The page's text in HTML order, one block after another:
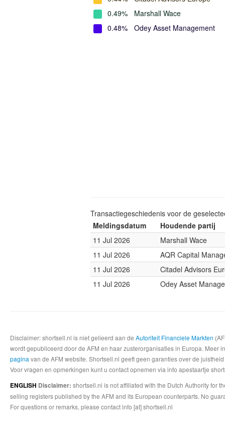
0.49%
Marshall Wace
0.48%
Odey Asset Management
Transactiegeschiedenis voor de
Meldingsdatum
Houdende partij
11 Jul 2026
Marshall Wace
11 Jul 2026
AQR Capital
11 Jul 2026
Citadel Advisors
11 Jul 2026
Odey Asset
Disclaimer: shortsell.nl is niet gelieerd aan de Autoriteit Financiele Markten
wordt gepubliceerd door de AFM en haar zusterorganisaties in Europa.
pagina van de AFM website. Shortsell.nl geeft geen garanties over de
Voor vragen en opmerkingen kunt u contact opnemen via info apestaartje
ENGLISH Disclaimer: shortsell.nl is not affiliated with the Dutch Authority for
selling registers published by the AFM and its European counterparts. No
For questions or remarks, please contact info [at] shortsell.nl